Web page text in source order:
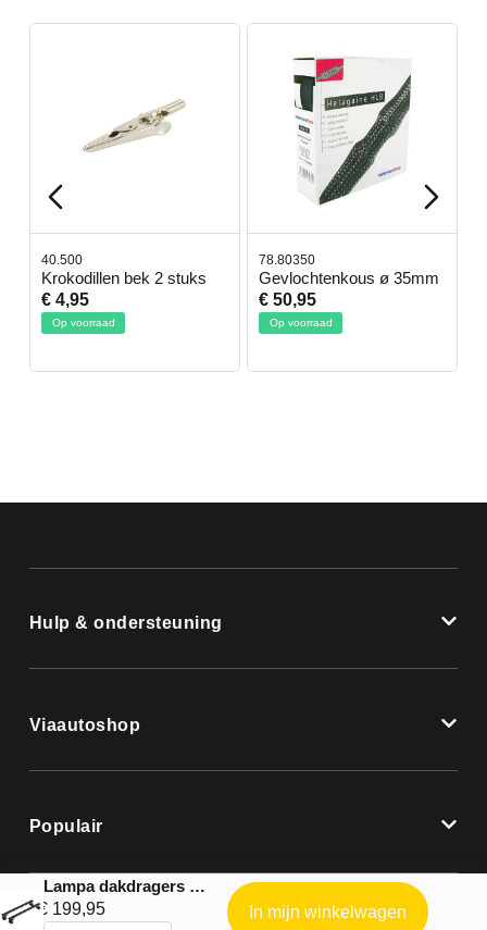
40.500
Krokodillen bek 2 stuks
€ 4,95
Op voorraad
78.80350
Gevlochtenkous ø 35mm
€ 50,95
Op voorraad
Hulp & ondersteuning
Viaautoshop
Populair
Lampa dakdragers |Nordrive complete kit geschikt voor: Audi – A3 Sportback 5p – 2020 – 0
€ 199,95 In mijn winkelwagen